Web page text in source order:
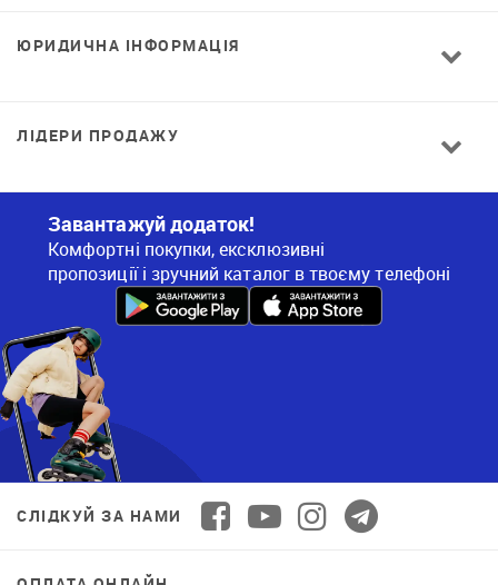
ЮРИДИЧНА ІНФОРМАЦІЯ
ЛІДЕРИ ПРОДАЖУ
Завантажуй додаток!
Комфортні покупки, ексклюзивні
пропозиції і зручний каталог в твоєму телефоні
СЛІДКУЙ ЗА НАМИ